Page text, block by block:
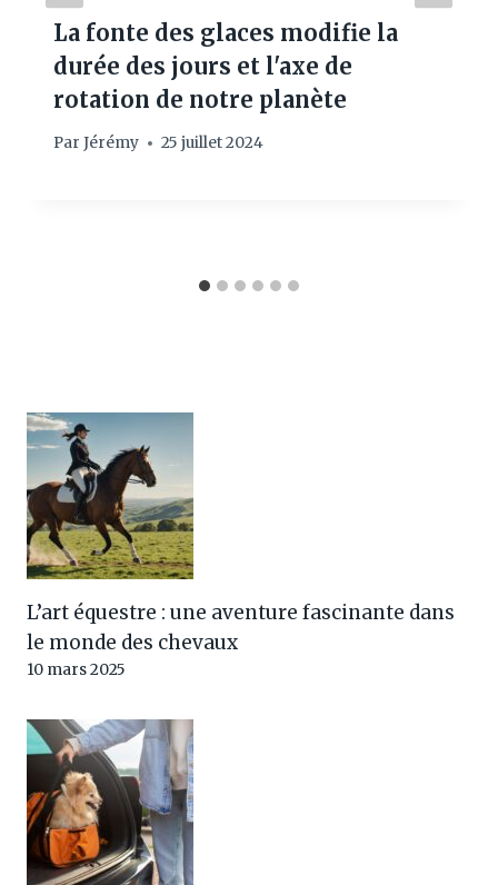
La fonte des glaces modifie la
durée des jours et l'axe de
rotation de notre planète
Par Jérémy 25 juillet 2024
L’art équestre : une aventure fascinante dans
le monde des chevaux
10 mars 2025